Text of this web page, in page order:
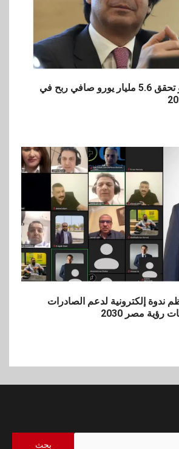
إنتيسا سان باولو تحقق 5.6 مليار يورو صافي ربح في
ندوة إلكترونية لدعم الصادرات
مصر 2030